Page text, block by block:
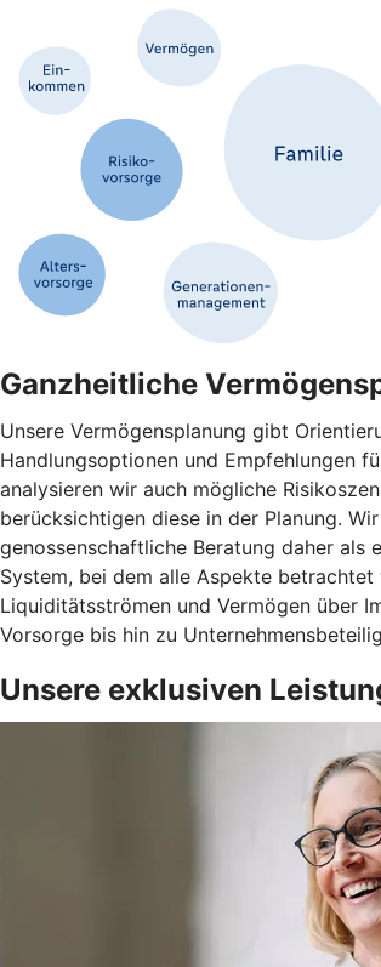
Ganzheitliche
Unsere Vermögensplanung gibt
Handlungsoptionen und Empfehlungen
analysieren wir auch mögliche
berücksichtigen diese in der Planung.
genossenschaftliche Beratung daher als
System, bei dem alle Aspekte betrachtet
Liquiditätsströmen und Vermögen über
Vorsorge bis hin zu
Unsere exklusiven